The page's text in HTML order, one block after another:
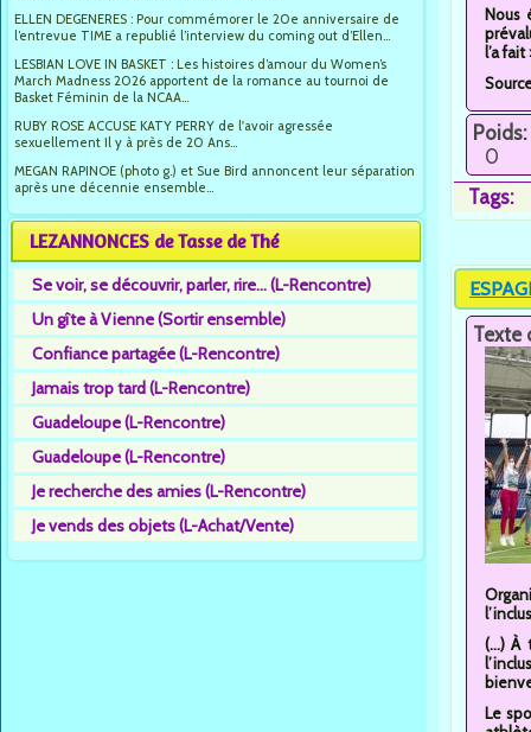
ELLEN DEGENERES : Pour commémorer le 20e anniversaire de
l’entrevue TIME a republié l’interview du coming out d’Ellen...
LESBIAN LOVE IN BASKET : Les histoires d’amour du Women’s
March Madness 2026 apportent de la romance au tournoi de
Basket Féminin de la NCAA...
RUBY ROSE ACCUSE KATY PERRY de l'avoir agressée
sexuellement Il y à près de 20 Ans...
MEGAN RAPINOE (photo g.) et Sue Bird annoncent leur séparation
après une décennie ensemble...
LEZANNONCES de Tasse de Thé
Se voir, se découvrir, parler, rire... (L-Rencontre)
Un gîte à Vienne (Sortir ensemble)
Confiance partagée (L-Rencontre)
Jamais trop tard (L-Rencontre)
Guadeloupe (L-Rencontre)
Guadeloupe (L-Rencontre)
Je recherche des amies (L-Rencontre)
Je vends des objets (L-Achat/Vente)
Nous
l’a
Poids:
0
Tags:
Texte
(...) À
Le